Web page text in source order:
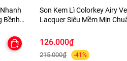
tay Organic Shop, nàng có thể thử sản
khó chịu, hãy ngưng sử dụng ngay lập
tư vấn.
Bềnh
Son Kem Lì Colorkey Airy
Lacquer Siêu Mềm Mịn
126.000₫
215.000₫ -41%